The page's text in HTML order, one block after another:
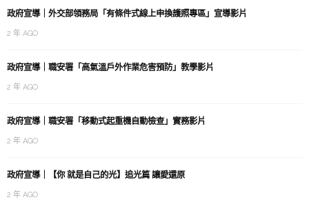
政府宣導｜外交部領務局「有條件式線上申換護照專區」宣導影片
2 年 AGO
政府宣導｜職安署「高氣溫戶外作業危害預防」教學影片
2 年 AGO
政府宣導｜職安署「移動式起重機自動檢查」實務影片
2 年 AGO
政府宣導｜【你 就是自己的光】追光篇 讓愛還原
2 年 AGO